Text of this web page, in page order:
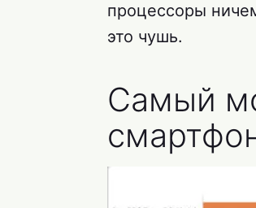
процессоры
это чушь.
Самый